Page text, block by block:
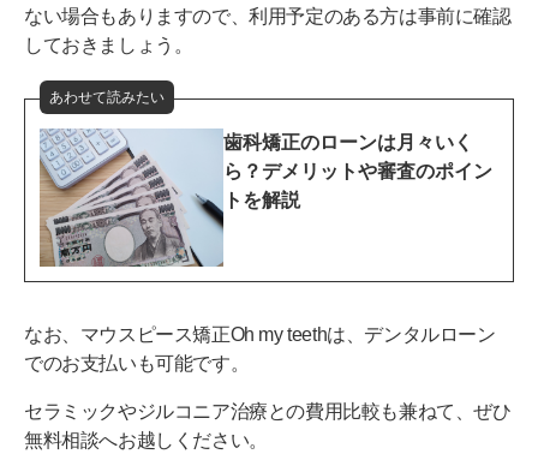
ない場合もありますので、利用予定のある方は事前に確認
しておきましょう。
あわせて読みたい
歯科矯正のローンは月々いく
ら？デメリットや審査のポイン
トを解説
なお、マウスピース矯正Oh my teethは、デンタルローン
でのお支払いも可能です。
セラミックやジルコニア治療との費用比較も兼ねて、ぜひ
無料相談へお越しください。